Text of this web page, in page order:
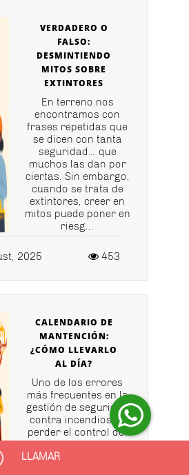
LLAMAR
VERDADERO O
FALSO:
DESMINTIENDO
MITOS SOBRE
EXTINTORES
En terreno nos
encontramos con
frases repetidas que
se dicen con tanta
seguridad… que
muchos las dan por
ciertas. Sin embargo,
cuando se trata de
extintores, creer en
mitos puede poner en
riesg...
2025 453
CALENDARIO DE
MANTENCIÓN:
¿CÓMO LLEVARLO
AL DÍA?
Uno de los errores
más frecuentes en la
gestión de seguridad
contra incendios es
perder el control del
calendario de
mantenciones de